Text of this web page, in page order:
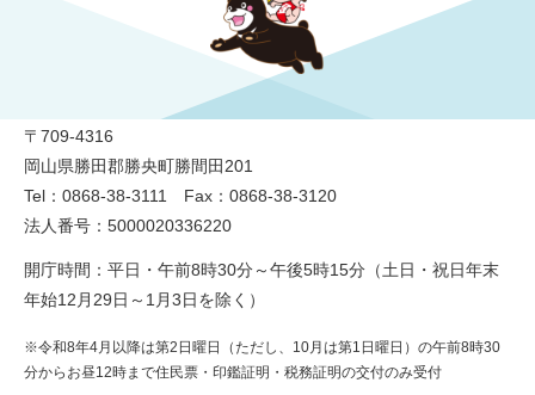
〒709-4316
岡山県勝田郡勝央町勝間田201
Tel：0868-38-3111 Fax：0868-38-3120
法人番号：5000020336220
開庁時間：平日・午前8時30分～午後5時15分（土日・祝日年末
年始12月29日～1月3日を除く）
※令和8年4月以降は第2日曜日（ただし、10月は第1日曜日）の午前8時30
分からお昼12時まで住民票・印鑑証明・税務証明の交付のみ受付